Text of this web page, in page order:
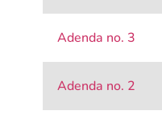
Adenda no. 3
Adenda no. 2